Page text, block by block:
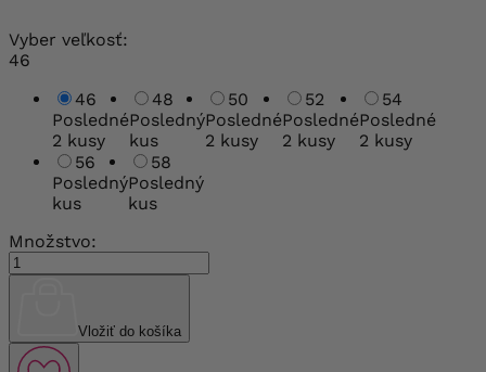
Vyber veľkosť:
46
46
Posledné
2 kusy
48
Posledný
kus
50
Posledné
2 kusy
52
Posledné
2 kusy
54
Posledné
2 kusy
56
Posledný
kus
58
Posledný
kus
Množstvo:
Vložiť do košíka